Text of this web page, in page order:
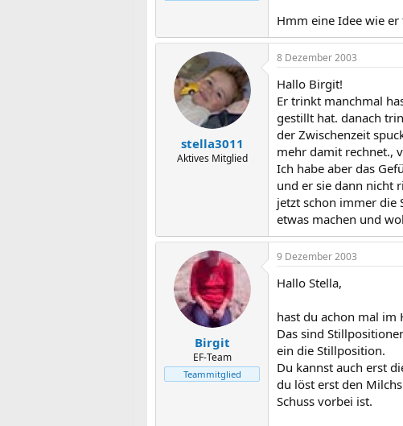
Hmm eine Idee wie
stella3011
Aktives Mitglied
8 Dezember 2003
Hallo Birgit!
Er trinkt manchmal
gestillt hat. danach
der Zwischenzeit
mehr damit rechnet.,
Ich habe aber das
und er sie dann nicht
jetzt schon immer die
etwas machen und
Birgit
EF-Team
Teammitglied
9 Dezember 2003
Hallo Stella,
hast du achon mal im
Das sind
ein die Stillposition.
Du kannst auch erst
du löst erst den
Schuss vorbei ist.